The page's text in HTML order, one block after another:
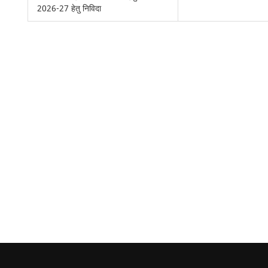
2026-27 हेतु निविदा